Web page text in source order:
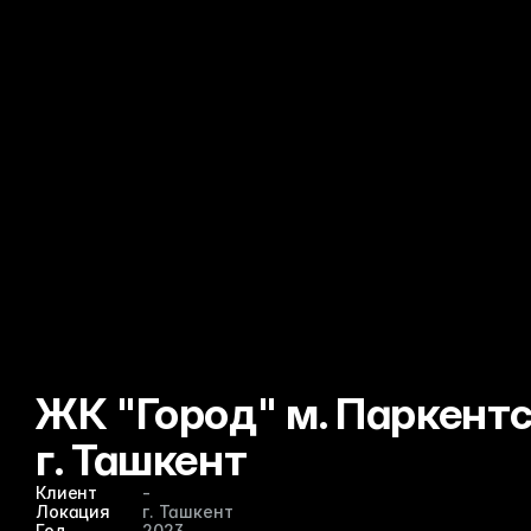
ЖК "Город" м.
г. Ташкент
Клиент
-
Локация
г. Ташкент